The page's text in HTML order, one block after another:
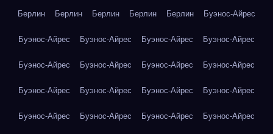
Берлин Берлин Берлин Берлин Берлин Буэнос-Айрес
Буэнос-Айрес Буэнос-Айрес Буэнос-Айрес Буэнос-Айрес
Буэнос-Айрес Буэнос-Айрес Буэнос-Айрес Буэнос-Айрес
Буэнос-Айрес Буэнос-Айрес Буэнос-Айрес Буэнос-Айрес
Буэнос-Айрес Буэнос-Айрес Буэнос-Айрес Буэнос-Айрес